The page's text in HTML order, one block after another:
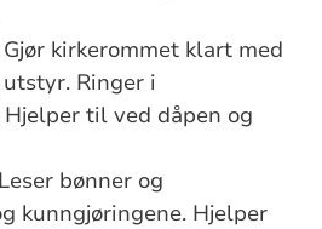
kirkerommet klart med
Ringer i
Hjelper til ved dåpen og
bønner og
kunngjøringene. Hjelper